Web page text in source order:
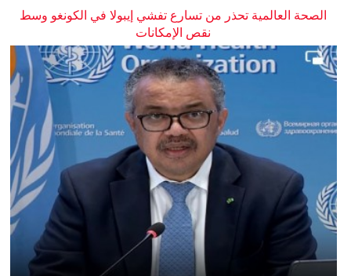
الصحة العالمية تحذر من تسارع تفشي إيبولا في الكونغو وسط
نقص الإمكانات